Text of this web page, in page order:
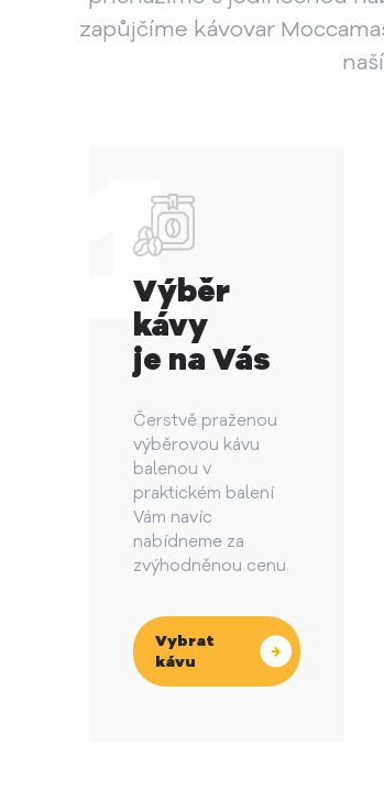
zapůjčíme kávovar
Výběr
kávy
je na Vás
Čerstvě praženou
výběrovou kávu
balenou v
praktickém balení
Vám navíc
nabídneme za
zvýhodněnou cenu.
Vybrat
kávu